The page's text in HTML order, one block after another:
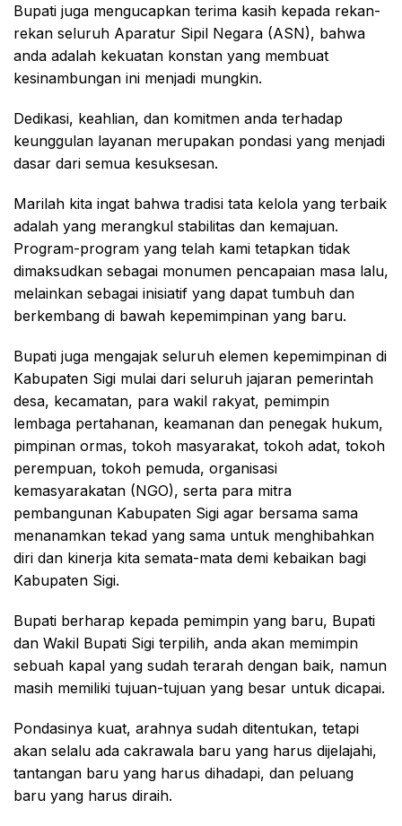
Bupati juga mengucapkan terima kasih kepada rekan-
rekan seluruh Aparatur Sipil Negara (ASN), bahwa
anda adalah kekuatan konstan yang membuat
kesinambungan ini menjadi mungkin.
Dedikasi, keahlian, dan komitmen anda terhadap
keunggulan layanan merupakan pondasi yang menjadi
dasar dari semua kesuksesan.
Marilah kita ingat bahwa tradisi tata kelola yang terbaik
adalah yang merangkul stabilitas dan kemajuan.
Program-program yang telah kami tetapkan tidak
dimaksudkan sebagai monumen pencapaian masa lalu,
melainkan sebagai inisiatif yang dapat tumbuh dan
berkembang di bawah kepemimpinan yang baru.
Bupati juga mengajak seluruh elemen kepemimpinan di
Kabupaten Sigi mulai dari seluruh jajaran pemerintah
desa, kecamatan, para wakil rakyat, pemimpin
lembaga pertahanan, keamanan dan penegak hukum,
pimpinan ormas, tokoh masyarakat, tokoh adat, tokoh
perempuan, tokoh pemuda, organisasi
kemasyarakatan (NGO), serta para mitra
pembangunan Kabupaten Sigi agar bersama sama
menanamkan tekad yang sama untuk menghibahkan
diri dan kinerja kita semata-mata demi kebaikan bagi
Kabupaten Sigi.
Bupati berharap kepada pemimpin yang baru, Bupati
dan Wakil Bupati Sigi terpilih, anda akan memimpin
sebuah kapal yang sudah terarah dengan baik, namun
masih memiliki tujuan-tujuan yang besar untuk dicapai.
Pondasinya kuat, arahnya sudah ditentukan, tetapi
akan selalu ada cakrawala baru yang harus dijelajahi,
tantangan baru yang harus dihadapi, dan peluang
baru yang harus diraih.